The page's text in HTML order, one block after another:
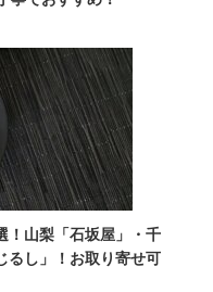
！山梨「石坂屋」・千
るし」！お取り寄せ可